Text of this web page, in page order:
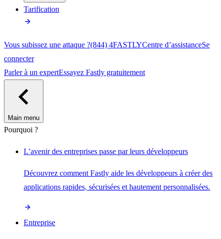
Tarification
Vous subissez une attaque ?(844) 4FASTLYCentre d’assistanceSe
connecter
Parler à un expertEssayez Fastly gratuitement
Main menu
Pourquoi ?
L’avenir des entreprises passe par leurs développeurs
Découvrez comment Fastly aide les développeurs à créer des
applications rapides, sécurisées et hautement personnalisées.
Entreprise